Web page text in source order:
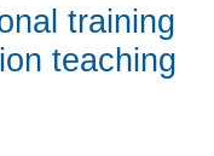
training
teaching